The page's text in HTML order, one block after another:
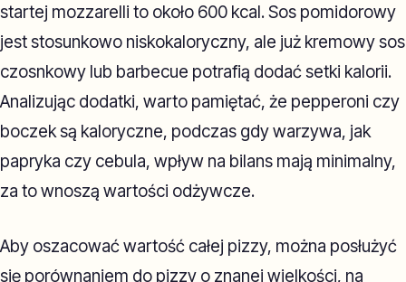
startej mozzarelli to około 600 kcal. Sos pomidorowy
jest stosunkowo niskokaloryczny, ale już kremowy sos
czosnkowy lub barbecue potrafią dodać setki kalorii.
Analizując dodatki, warto pamiętać, że pepperoni czy
boczek są kaloryczne, podczas gdy warzywa, jak
papryka czy cebula, wpływ na bilans mają minimalny,
za to wnoszą wartości odżywcze.
Aby oszacować wartość całej pizzy, można posłużyć
się porównaniem do pizzy o znanej wielkości, na